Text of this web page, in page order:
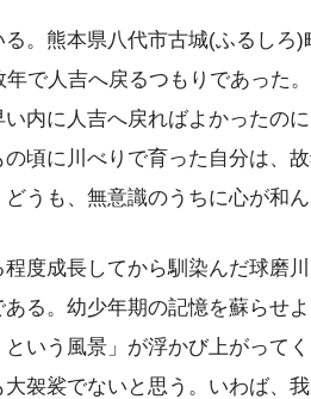
。熊本県八代市古城(ふるしろ)
で人吉へ戻るつもりであった。
内に人吉へ戻ればよかったの
頃に川べりで育った自分は、
うも、無意識のうちに心が和ん
度成長してから馴染んだ球磨
る。幼少年期の記憶を蘇らせ
いう風景」が浮かび上がって
袈裟でないと思う。いわば、